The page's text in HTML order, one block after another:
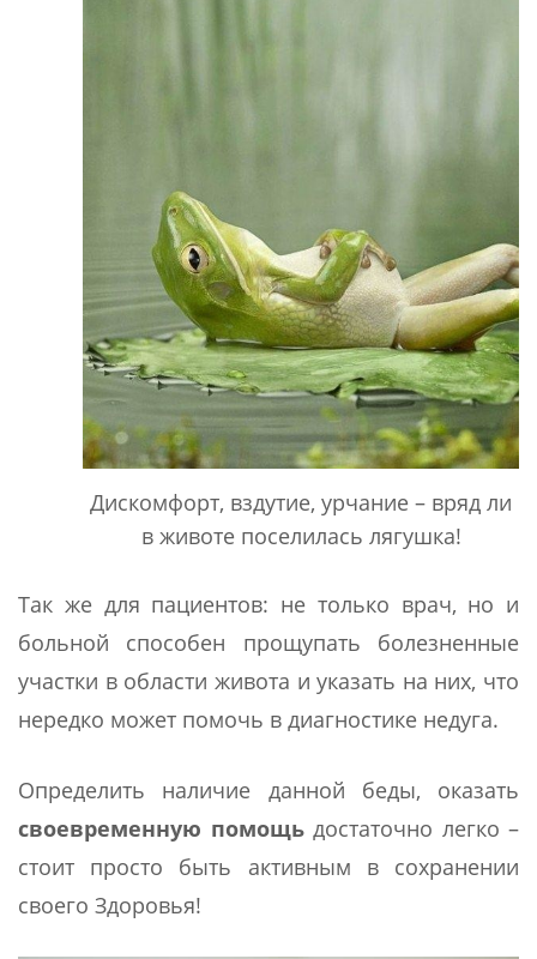
Дискомфорт, вздутие, урчание – вряд ли
в животе поселилась лягушка!
Так же для пациентов: не только врач, но и
больной способен прощупать болезненные
участки в области живота и указать на них, что
нередко может помочь в диагностике недуга.
Определить наличие данной беды, оказать
своевременную помощьдостаточно легко –
стоит просто быть активным в сохранении
своего Здоровья!